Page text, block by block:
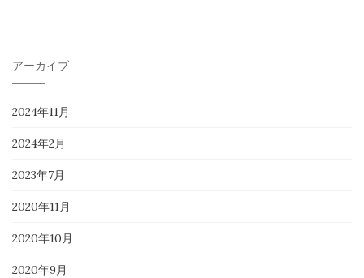
アーカイブ
2024年11月
2024年2月
2023年7月
2020年11月
2020年10月
2020年9月